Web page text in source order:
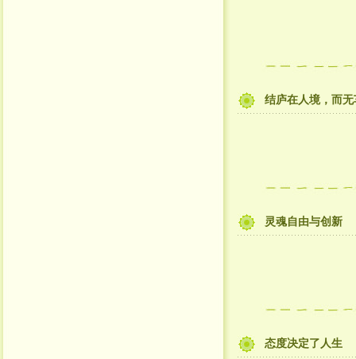
结庐在人境，而
灵魂自由与创新
态度决定了人生